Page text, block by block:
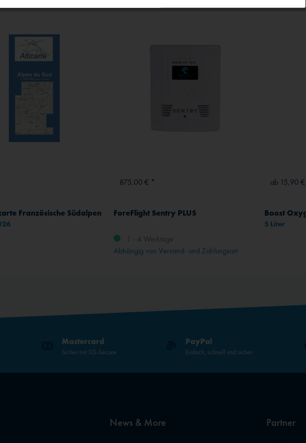
Französische Südalpen
875,00 € *
ForeFlight Sentry PLUS
1 - 4 Werktage
Abhängig von Versand- und Zahlungsart
ab 15,90
Boost
5 Liter
Mastercard
Sicher mit 3D-Secure
PayPal
Einfach, schnell und sicher
News & More Partner